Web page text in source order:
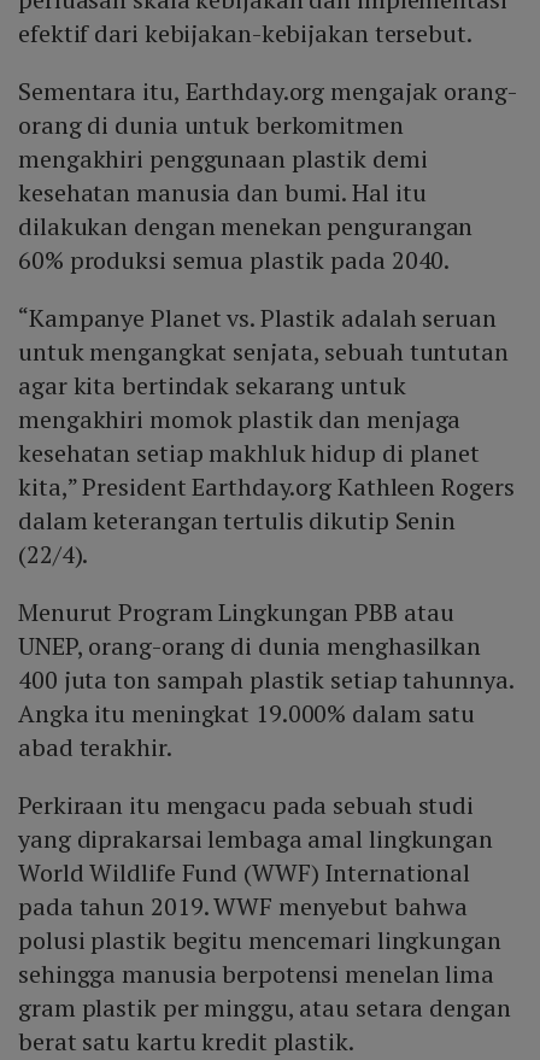
efektif dari kebijakan-kebijakan tersebut.
Sementara itu, Earthday.org mengajak orang-
orang di dunia untuk berkomitmen
mengakhiri penggunaan plastik demi
kesehatan manusia dan bumi. Hal itu
dilakukan dengan menekan pengurangan
60% produksi semua plastik pada 2040.
“Kampanye Planet vs. Plastik adalah seruan
untuk mengangkat senjata, sebuah tuntutan
agar kita bertindak sekarang untuk
mengakhiri momok plastik dan menjaga
kesehatan setiap makhluk hidup di planet
kita,” President Earthday.org Kathleen Rogers
dalam keterangan tertulis dikutip Senin
(22/4).
Menurut Program Lingkungan PBB atau
UNEP, orang-orang di dunia menghasilkan
400 juta ton sampah plastik setiap tahunnya.
Angka itu meningkat 19.000% dalam satu
abad terakhir.
Perkiraan itu mengacu pada sebuah studi
yang diprakarsai lembaga amal lingkungan
World Wildlife Fund (WWF) International
pada tahun 2019. WWF menyebut bahwa
polusi plastik begitu mencemari lingkungan
sehingga manusia berpotensi menelan lima
gram plastik per minggu, atau setara dengan
berat satu kartu kredit plastik.